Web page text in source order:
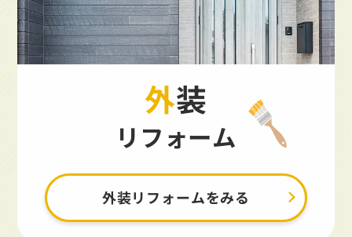
外装
リフォーム
外装リフォームをみる